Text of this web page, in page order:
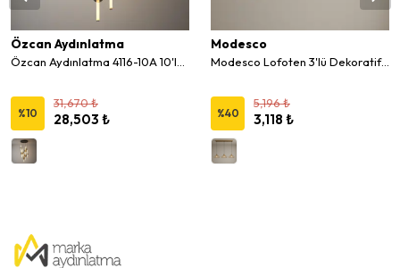
Özcan Aydınlatma
%10
31,670 ₺
28,503 ₺
Modesco
Modesco Lofoten 3'lü Dekoratif Sıralı Avize
%40
5,196 ₺
3,118 ₺